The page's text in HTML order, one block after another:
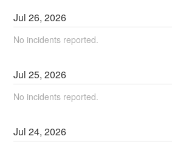
Jul26,2026
No incidents reported.
Jul25,2026
No incidents reported.
Jul24,2026